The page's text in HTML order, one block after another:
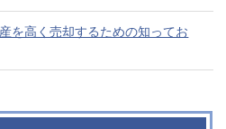
を高く売却するための知ってお